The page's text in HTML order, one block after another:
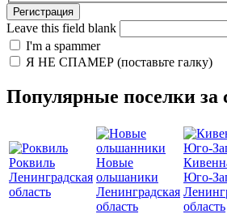
Leave this field blank
I'm a spammer
Я НЕ СПАМЕР (поставьте галку)
Популярные поселки за
Роквиль
Ленинградская
область
Новые
ольшаники
Ленинградская
область
Юго-
область